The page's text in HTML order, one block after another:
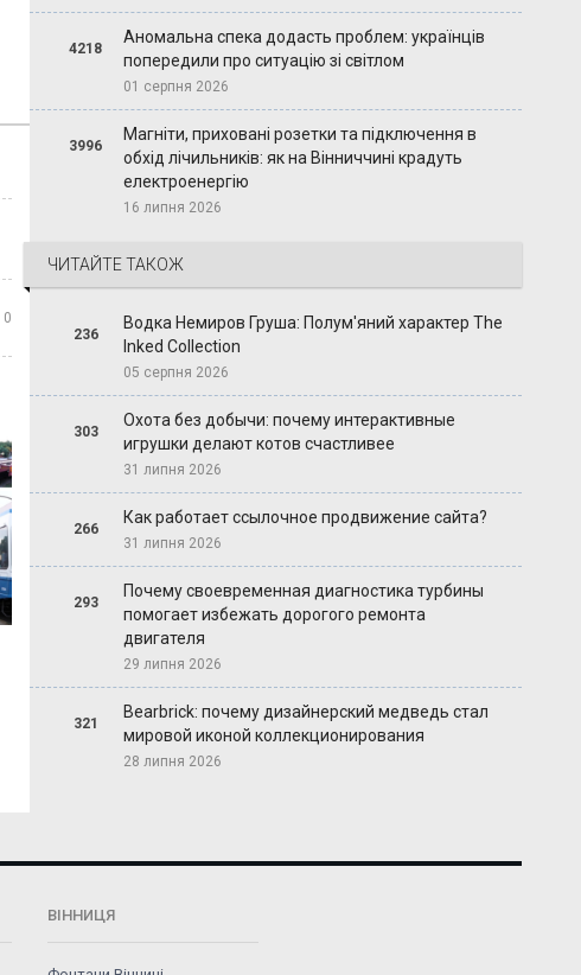
0
4218
Аномальна спека додасть проблем: українців
попередили про ситуацію зі світлом
01 серпня 2026
3996
Магніти, приховані розетки та підключення в
обхід лічильників: як на Вінниччині крадуть
електроенергію
16 липня 2026
ЧИТАЙТЕ ТАКОЖ
236
Водка Немиров Груша: Полум'яний характер The
Inked Collection
05 серпня 2026
303
Охота без добычи: почему интерактивные
игрушки делают котов счастливее
31 липня 2026
266
Как работает ссылочное продвижение сайта?
31 липня 2026
293
Почему своевременная диагностика турбины
помогает избежать дорогого ремонта
двигателя
29 липня 2026
321
Bearbrick: почему дизайнерский медведь стал
мировой иконой коллекционирования
28 липня 2026
ВІННИЦЯ